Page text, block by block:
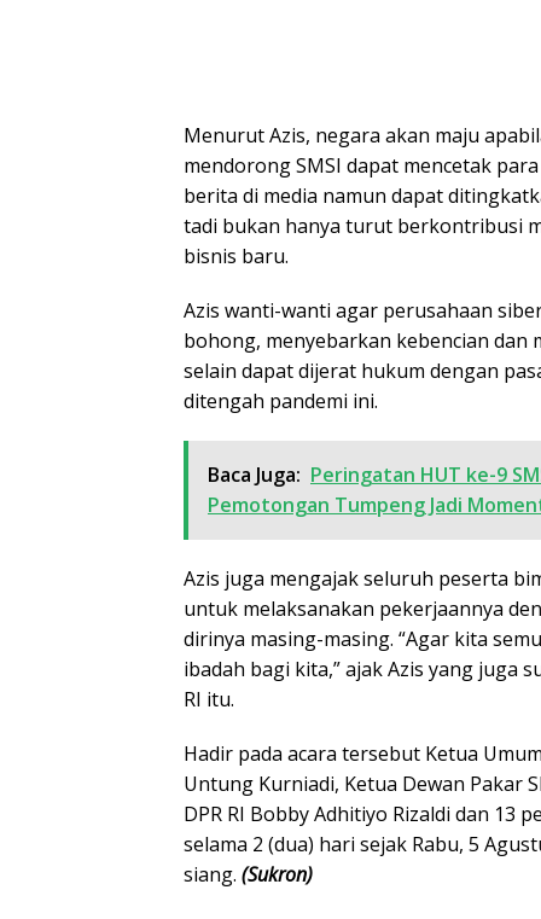
Menurut Azis, negara akan maju
mendorong SMSI dapat mencetak
berita di media namun dapat
tadi bukan hanya turut berkontribusi
bisnis baru.
Azis wanti-wanti agar perusahaan
bohong, menyebarkan kebencian
selain dapat dijerat hukum dengan
ditengah pandemi ini.
Baca Juga: Peringatan HUT ke-9
Pemotongan Tumpeng Jadi
Azis juga mengajak seluruh peserta
untuk melaksanakan pekerjaannya
dirinya masing-masing. “Agar kita
ibadah bagi kita,” ajak Azis yang juga
RI itu.
Hadir pada acara tersebut Ketua
Untung Kurniadi, Ketua Dewan Pakar
DPR RI Bobby Adhitiyo Rizaldi dan 13
selama 2 (dua) hari sejak Rabu, 5
siang. (Sukron)